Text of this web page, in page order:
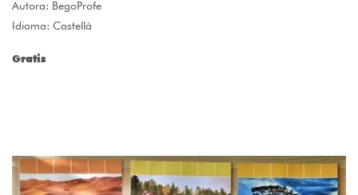
Autora: BegoProfe
Idioma: Castellà
Gratis